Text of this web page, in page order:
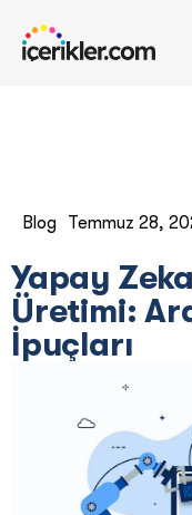
Blog Temmuz 28,
Yapay
Üretimi:
İpuçları